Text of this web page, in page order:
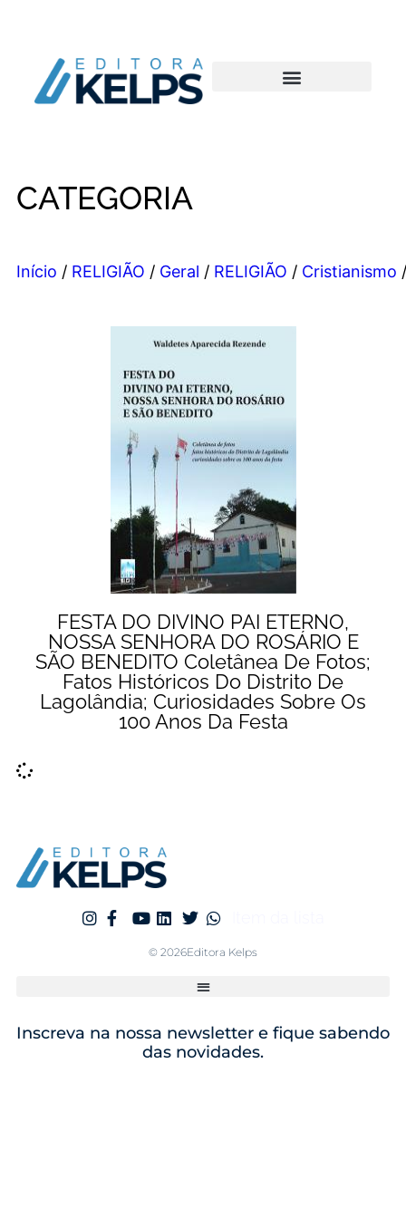
CATEGORIA
Início / RELIGIÃO / Geral / RELIGIÃO / Cristianismo
FESTA DO DIVINO PAI ETERNO,
NOSSA SENHORA DO ROSÁRIO E
SÃO BENEDITO Coletânea De Fotos;
Fatos Históricos Do Distrito De
Lagolândia; Curiosidades Sobre Os
100 Anos Da Festa
© 2026Editora Kelps
Inscreva na nossa newsletter e fique sabendo
das novidades.